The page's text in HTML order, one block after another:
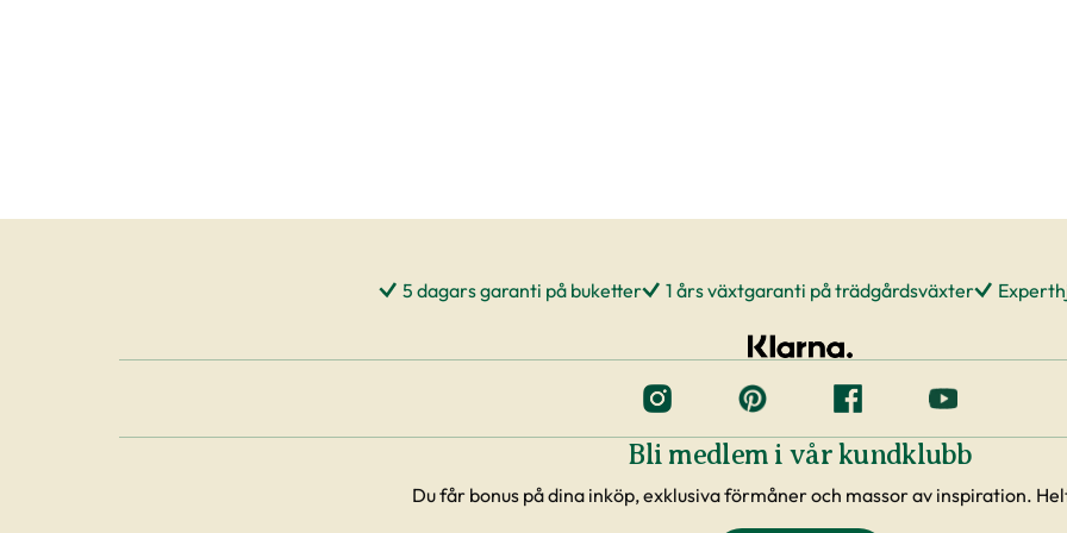
5 dagars garanti på buketter 1 års växtgaranti på trädgårdsväxter
Bli medlem i vår kundklubb
Du får bonus på dina inköp, exklusiva förmåner och massor av inspiration.